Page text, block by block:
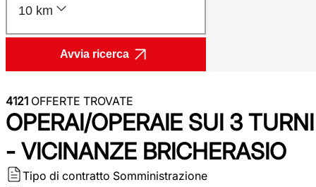
10 km
Avvia ricerca
4121 OFFERTE TROVATE
OPERAI/OPERAIE SUI 3 TURNI
- VICINANZE BRICHERASIO
Tipo di contratto Somministrazione